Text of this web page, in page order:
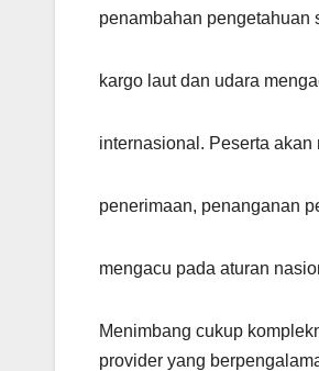
penambahan pengetahuan
kargo laut dan udara
internasional. Peserta
penerimaan, penanganan
mengacu pada aturan
Menimbang cukup
provider yang